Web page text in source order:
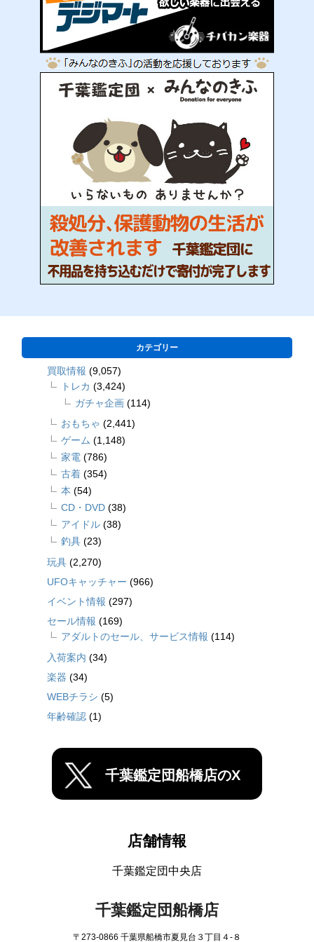
カテゴリー
買取情報 (9,057)
トレカ (3,424)
ガチャ企画 (114)
おもちゃ (2,441)
ゲーム (1,148)
家電 (786)
古着 (354)
本 (54)
CD・DVD (38)
アイドル (38)
釣具 (23)
玩具 (2,270)
UFOキャッチャー (966)
イベント情報 (297)
セール情報 (169)
アダルトのセール、サービス情報 (114)
入荷案内 (34)
楽器 (34)
WEBチラシ (5)
年齢確認 (1)
千葉鑑定団船橋店のX
店舗情報
千葉鑑定団中央店
千葉鑑定団船橋店
〒273-0866 千葉県船橋市夏見台３丁目４-８